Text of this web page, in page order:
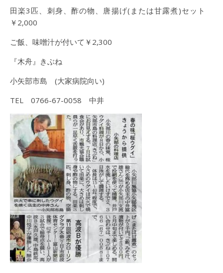
田楽3匹、刺身、酢の物、唐揚げ(または甘露煮)セット
￥2,000
ご飯、味噌汁が付いて￥2,300
『木舟』きぶね
小矢部市島 (大家病院向い)
TEL 0766-67-0058 中井